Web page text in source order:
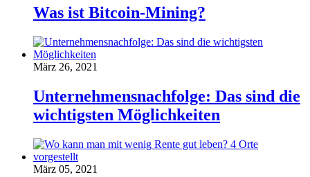
Was ist Bitcoin-Mining?
März 26, 2021
Unternehmensnachfolge: Das sind die
wichtigsten Möglichkeiten
März 05, 2021